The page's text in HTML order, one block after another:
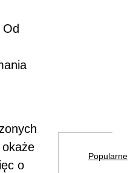
okaże
o
Popularne